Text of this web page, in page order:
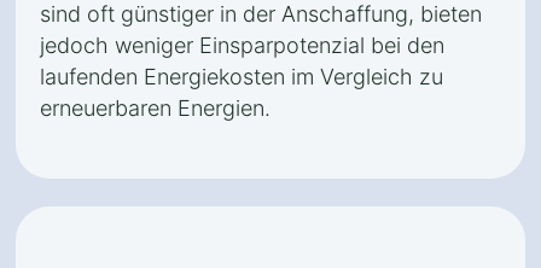
sind oft günstiger in der Anschaffung, bieten
jedoch weniger Einsparpotenzial bei den
laufenden Energiekosten im Vergleich zu
erneuerbaren Energien.